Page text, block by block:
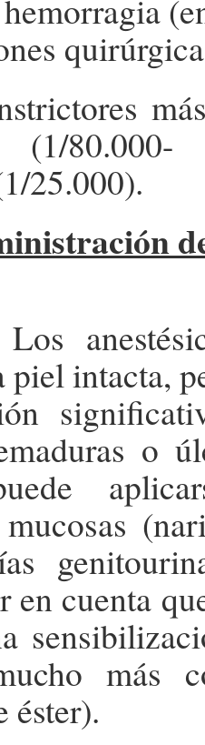
(1/80.000-
25.000).
piel intacta,
o
en cuenta
más
éster).